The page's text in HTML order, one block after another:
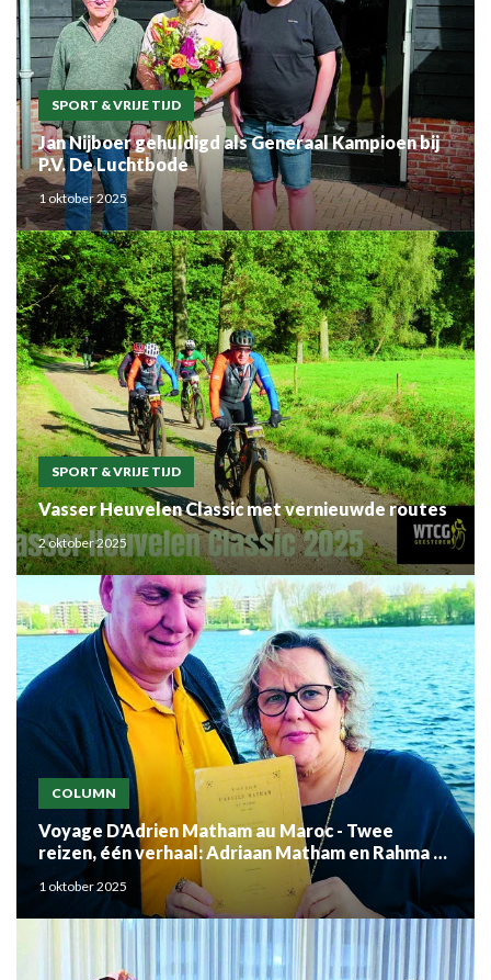
SPORT & VRIJE TIJD
Jan Nijboer gehuldigd als Generaal Kampioen bij
P.V. De Luchtbode
1 oktober 2025
SPORT & VRIJE TIJD
Vasser Heuvelen Classic met vernieuwde routes
2 oktober 2025
COLUMN
Voyage D'Adrien Matham au Maroc - Twee
reizen, één verhaal: Adriaan Matham en Rahma el
Mouden
1 oktober 2025